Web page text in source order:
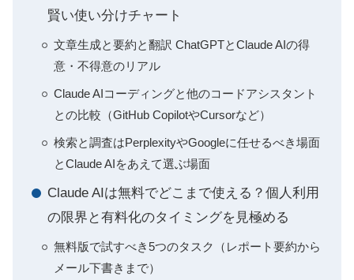
賢い使い分けチャート
文章生成と要約と翻訳 ChatGPTとClaude AIの得
意・不得意のリアル
Claude AIコーディングと他のコードアシスタント
との比較（GitHub CopilotやCursorなど）
検索と調査はPerplexityやGoogleに任せるべき場面
とClaude AIをあえて選ぶ場面
Claude AIは無料でどこまで使える？個人利用
の限界と有料化のタイミングを見極める
無料版で試すべき5つのタスク（レポート要約から
メール下書きまで）